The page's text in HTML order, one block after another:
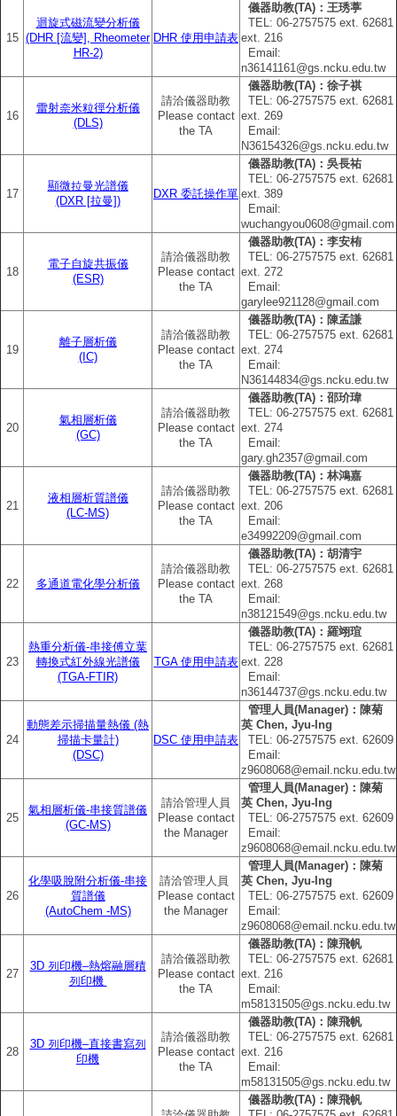
15
迴旋式磁流變分析儀
(DHR [流變], Rheometer
HR-2)
DHR 使用申請表
儀器助教(TA)：王琇葶
TEL: 06‐2757575 ext. 62681
ext. 216
Email:
n36141161@gs.ncku.edu.tw
16
雷射奈米粒徑分析儀
(DLS)
請洽儀器助教
Please contact
the TA
儀器助教(TA)：徐子祺
TEL: 06‐2757575 ext. 62681
ext. 269
Email:
N36154326@gs.ncku.edu.tw
17
顯微拉曼光譜儀
(DXR [拉曼])
DXR 委託操作單
儀器助教(TA)：吳長祐
TEL: 06‐2757575 ext. 62681
ext. 389
Email:
wuchangyou0608@gmail.com
18
電子自旋共振儀
(ESR)
請洽儀器助教
Please contact
the TA
儀器助教(TA)：李安栯
TEL: 06‐2757575 ext. 62681
ext. 272
Email:
garylee921128@gmail.com
19
離子層析儀
(IC)
請洽儀器助教
Please contact
the TA
儀器助教(TA)：陳孟謙
TEL: 06‐2757575 ext. 62681
ext. 274
Email:
N36144834@gs.ncku.edu.tw
20
氣相層析儀
(GC)
請洽儀器助教
Please contact
the TA
儀器助教(TA)：邵玠瑋
TEL: 06‐2757575 ext. 62681
ext. 274
Email:
gary.gh2357@gmail.com
21
液相層析質譜儀
(LC-MS)
請洽儀器助教
Please contact
the TA
儀器助教(TA)：林鴻嘉
TEL: 06‐2757575 ext. 62681
ext. 206
Email:
e34992209@gmail.com
22 多通道電化學分析儀
請洽儀器助教
Please contact
the TA
儀器助教(TA)：胡清宇
TEL: 06‐2757575 ext. 62681
ext. 268
Email:
n38121549@gs.ncku.edu.tw
23
熱重分析儀-串接傅立葉
轉換式紅外線光譜儀
(TGA-FTIR)
TGA 使用申請表
儀器助教(TA)：羅翊瑄
TEL: 06‐2757575 ext. 62681
ext. 228
Email:
n36144737@gs.ncku.edu.tw
24
動態差示掃描量熱儀 (熱
掃描卡量計)
(DSC)
DSC 使用申請表
管理人員(Manager)：陳菊
英 Chen, Jyu-Ing
TEL: 06‐2757575 ext. 62609
Email:
z9608068@email.ncku.edu.tw
25
氣相層析儀-串接質譜儀
(GC-MS)
請洽管理人員
Please contact
the Manager
管理人員(Manager)：陳菊
英 Chen, Jyu-Ing
TEL: 06‐2757575 ext. 62609
Email:
z9608068@email.ncku.edu.tw
26
化學吸脫附分析儀-串接
質譜儀
(AutoChem -MS)
請洽管理人員
Please contact
the Manager
管理人員(Manager)：陳菊
英 Chen, Jyu-Ing
TEL: 06‐2757575 ext. 62609
Email:
z9608068@email.ncku.edu.tw
27
3D 列印機–熱熔融層積
列印機
請洽儀器助教
Please contact
the TA
儀器助教(TA)：陳飛帆
TEL: 06‐2757575 ext. 62681
ext. 216
Email:
m58131505@gs.ncku.edu.tw
28
3D 列印機–直接書寫列
印機
請洽儀器助教
Please contact
the TA
儀器助教(TA)：陳飛帆
TEL: 06‐2757575 ext. 62681
ext. 216
Email:
m58131505@gs.ncku.edu.tw
儀器助教(TA)：陳飛帆